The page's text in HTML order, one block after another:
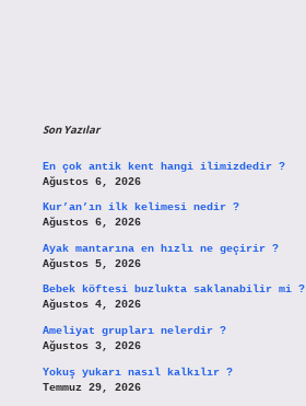
Son Yazılar
En çok antik kent hangi ilimizdedir ?
Ağustos 6, 2026
Kur’an’ın ilk kelimesi nedir ?
Ağustos 6, 2026
Ayak mantarına en hızlı ne geçirir ?
Ağustos 5, 2026
Bebek köftesi buzlukta saklanabilir mi ?
Ağustos 4, 2026
Ameliyat grupları nelerdir ?
Ağustos 3, 2026
Yokuş yukarı nasıl kalkılır ?
Temmuz 29, 2026